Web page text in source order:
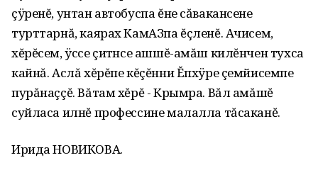
çÿренĕ‚ унтан автобуспа ĕне сăвакансене
турттарнă‚ каярах КамАЗпа ĕçленĕ. Ачисем‚
хĕрĕсем‚ ÿссе çитӗнсе ашшĕ-амăш килĕнчен тухса
кайнă. Аслă хĕрĕпе кĕçĕнни Ĕпхÿре çемйисемпе
пурăнаççĕ. Вăтам хĕрĕ - Крымра. Вăл амăшĕ
суйласа илнĕ профессине малалла тăсаканĕ.
Ирида НОВИКОВА.